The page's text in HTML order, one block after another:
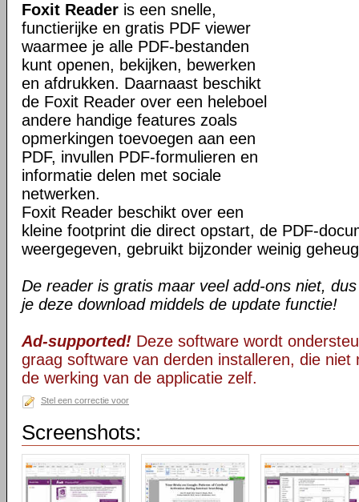
Foxit Reader is een snelle,
functierijke en gratis PDF viewer
waarmee je alle PDF-bestanden
kunt openen, bekijken, bewerken
en afdrukken. Daarnaast beschikt
de Foxit Reader over een heleboel
andere handige features zoals
opmerkingen toevoegen aan een
PDF, invullen PDF-formulieren en
informatie delen met sociale
netwerken.
Foxit Reader beschikt over een
kleine footprint die direct opstart, de PDF-
weergegeven, gebruikt bijzonder weinig
De reader is gratis maar veel add-ons niet,
je deze download middels de update functie!
Ad-supported! Deze software wordt
graag software van derden installeren, die niet
de werking van de applicatie zelf.
Stel een correctie voor
Screenshots: